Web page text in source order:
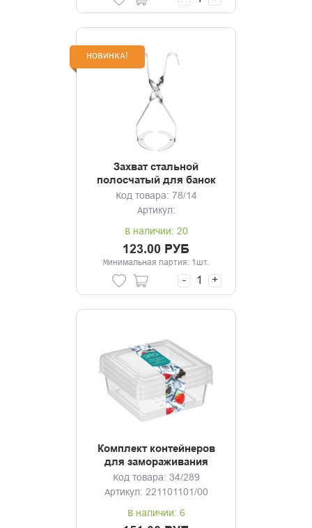
НОВИНКА!
Захват стальной
полосчатый для банок
ТМ Москвичка
Код товара: 78/14
Артикул:
В наличии: 20
123.00 РУБ
Минимальная партия: 1шт.
- +
Комплект контейнеров
для замораживания
3шт.*0,5л Асти
Код товара: 34/289
Артикул: 221101101/00
В наличии: 6